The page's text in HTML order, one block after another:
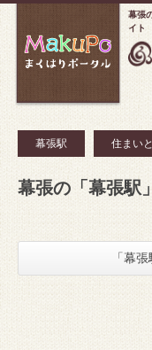
幕張
イト
幕張駅 住まい
幕張の「幕張駅
「幕